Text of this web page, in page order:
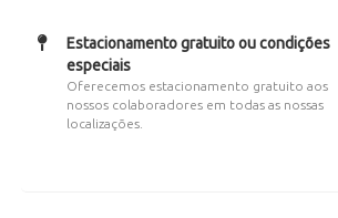
Estacionamento gratuito ou condições
especiais
Oferecemos estacionamento gratuito aos
nossos colaboradores em todas as nossas
localizações.